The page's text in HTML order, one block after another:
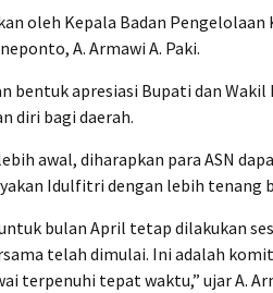
oleh Kepala Badan Pengelolaan
A. Armawi A. Paki.
bentuk apresiasi Bupati dan
diri bagi daerah.
awal, diharapkan para ASN
Idulfitri dengan lebih tenang
bulan April tetap dilakukan
telah dimulai. Ini adalah
terpenuhi tepat waktu,” ujar A.